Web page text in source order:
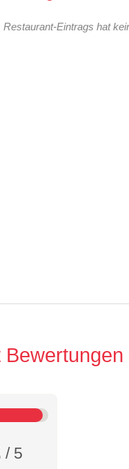
Eintrags hat
Bewertungen
/ 5